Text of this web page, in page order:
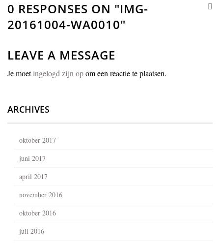
0 RESPONSES ON "IMG-
20161004-WA0010"
LEAVE A MESSAGE
Je moetingelogd zijn opom een reactie te plaatsen.
ARCHIVES
oktober 2017
juni 2017
april 2017
november 2016
oktober 2016
juli 2016